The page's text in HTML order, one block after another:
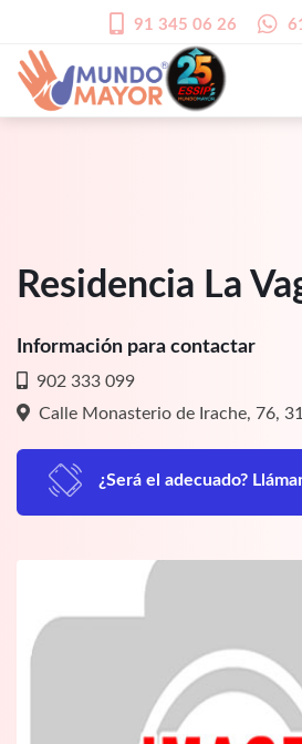
91 345 06 26
Residencia La
Información para contactar
902 333 099
Calle Monasterio de Irache, 76,
¿Será el adecuado?